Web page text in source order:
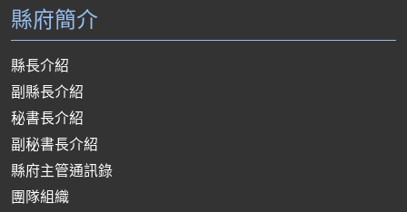
縣府簡介
縣長介紹
副縣長介紹
秘書長介紹
副秘書長介紹
縣府主管通訊錄
團隊組織